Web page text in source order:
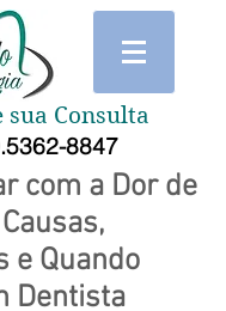
sua Consulta
8847
com a Dor de
e Quando
Dentista